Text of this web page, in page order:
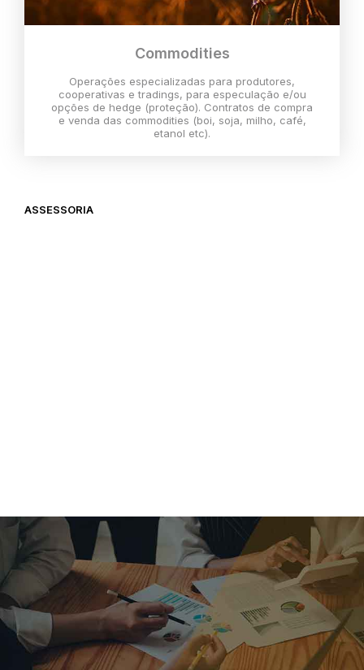
Commodities
Operações especializadas para produtores,
cooperativas e tradings, para especulação e/ou
opções de hedge (proteção). Contratos de compra
e venda das commodities (boi, soja, milho, café,
etanol etc).
ASSESSORIA